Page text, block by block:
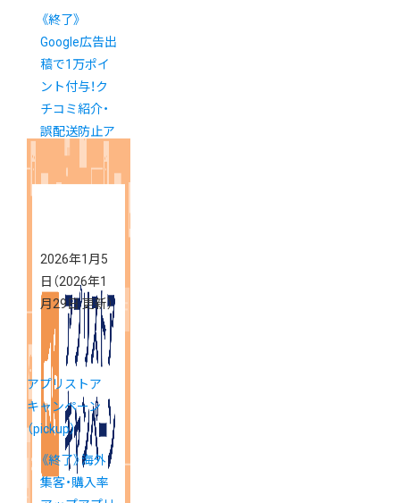
《終了》
Google広告出
稿で1万ポイ
ント付与！ク
チコミ紹介・
誤配送防止ア
プリが長期間
無料
2026年1月5
日 （2026年1
月29日 更新）
アプリストア
キャンペーン
（pickup）
《終了》海外
集客・購入率